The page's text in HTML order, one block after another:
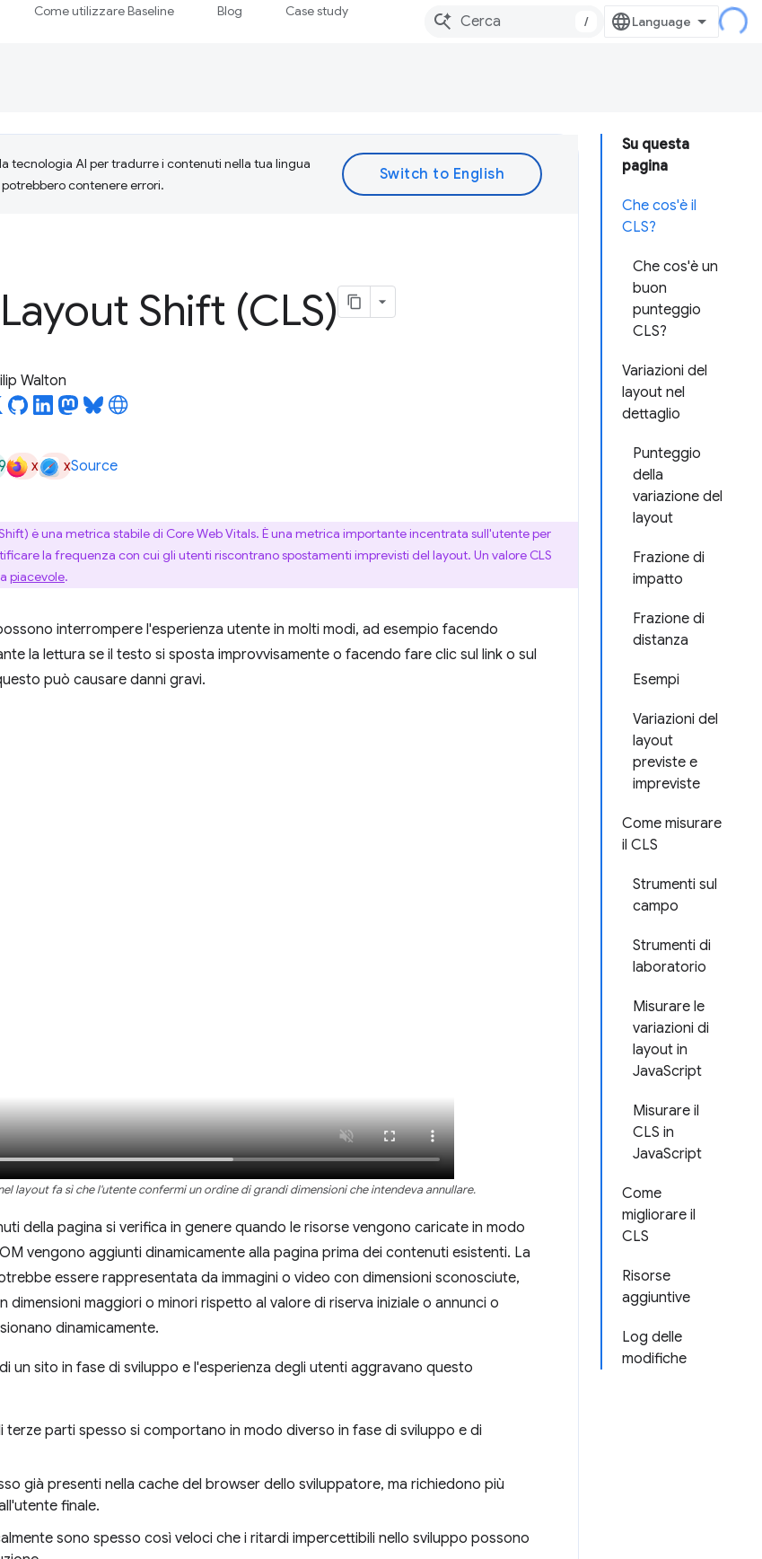
Come utilizzare Baseline Blog Case study
/
Su questa
pagina
Che cos'è il
CLS?
Che cos'è un
buon
punteggio
CLS?
Variazioni del
layout nel
dettaglio
Punteggio
della
variazione del
layout
Frazione di
impatto
Frazione di
distanza
Esempi
Variazioni del
layout
previste e
impreviste
Come misurare
il CLS
Strumenti sul
campo
Strumenti di
laboratorio
Misurare le
variazioni di
layout in
JavaScript
Misurare il
CLS in
JavaScript
Come
migliorare il
CLS
Risorse
aggiuntive
Log delle
modifiche
tecnologia AI per tradurre i contenuti nella tua lingua
contenere errori.
Shift (CLS)
Walton
x xSource
è una metrica stabile di Core Web Vitals. È una metrica importante incentrata sull'utente per
la frequenza con cui gli utenti riscontrano spostamenti imprevisti del layout. Un valore CLS
piacevole.
interrompere l'esperienza utente in molti modi, ad esempio facendo
la lettura se il testo si sposta improvvisamente o facendo fare clic sul link o sul
può causare danni gravi.
layout fa sì che l'utente confermi un ordine di grandi dimensioni che intendeva annullare.
della pagina si verifica in genere quando le risorse vengono caricate in modo
vengono aggiunti dinamicamente alla pagina prima dei contenuti esistenti. La
essere rappresentata da immagini o video con dimensioni sconosciute,
dimensioni maggiori o minori rispetto al valore di riserva iniziale o annunci o
dinamicamente.
un sito in fase di sviluppo e l'esperienza degli utenti aggravano questo
terze parti spesso si comportano in modo diverso in fase di sviluppo e di
già presenti nella cache del browser dello sviluppatore, ma richiedono più
finale.
sono spesso così veloci che i ritardi impercettibili nello sviluppo possono